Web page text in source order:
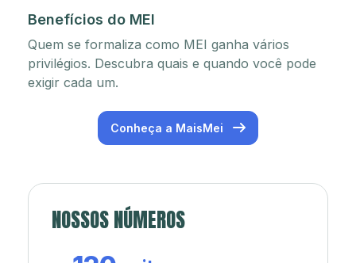
Benefícios do MEI
Quem se formaliza como MEI ganha vários
privilégios. Descubra quais e quando você pode
exigir cada um.
Conheça a MaisMei
NOSSOS NÚMEROS